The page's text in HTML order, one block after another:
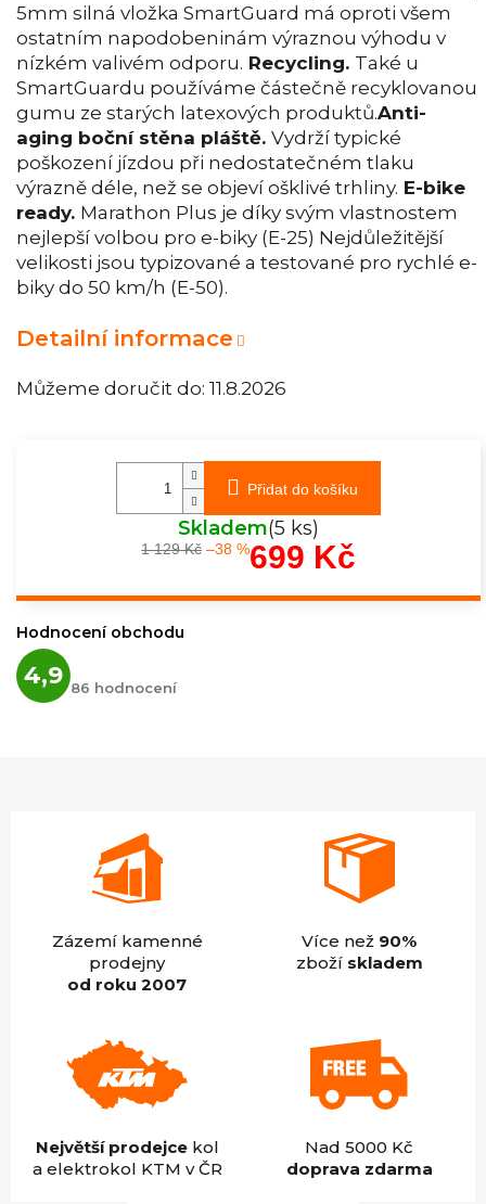
Můžeme doručit do: 11.8.2026
5mm silná vložka SmartGuard má oproti všem
ostatním napodobeninám výraznou výhodu v
nízkém valivém odporu. Recycling. Také u
SmartGuardu používáme částečně recyklovanou
gumu ze starých latexových produktů.Anti-
aging boční stěna pláště. Vydrží typické
poškození jízdou při nedostatečném tlaku
výrazně déle, než se objeví ošklivé trhliny. E-bike
ready. Marathon Plus je díky svým vlastnostem
nejlepší volbou pro e-biky (E-25) Nejdůležitější
velikosti jsou typizované a testované pro rychlé e-
biky do 50 km/h (E-50).
Detailní informace
Přidat do košíku
Skladem(5 ks)
1 129 Kč –38 %699 KčMěrná
Hodnocení obchodu
4,9 hodnocení
obchodu
86 hodnocení
Zázemí kamenné
prodejny
od roku 2007
Více než 90%
zboží skladem
Největší prodejcekol
a elektrokol KTM v ČR
Nad 5000 Kč
doprava zdarma